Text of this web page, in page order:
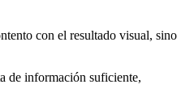
con el resultado visual, sino
de información suficiente,